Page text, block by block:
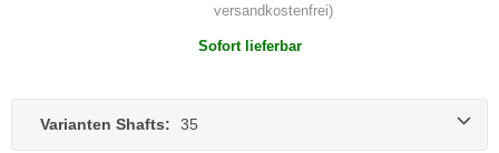
versandkostenfrei)
Sofort lieferbar
Varianten Shafts: 35